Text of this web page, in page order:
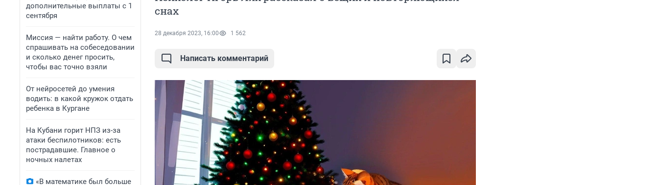
дополнительные выплаты с 1
сентября
Миссия — найти работу. О чем
спрашивать на собеседовании
и сколько денег просить,
чтобы вас точно взяли
От нейросетей до умения
водить: в какой кружок отдать
ребенка в Кургане
На Кубани горит НПЗ из-за
атаки беспилотников: есть
пострадавшие. Главное о
ночных налетах
«В математике был больше
снах
28 декабря 2023, 16:00 1 562
Написать комментарий